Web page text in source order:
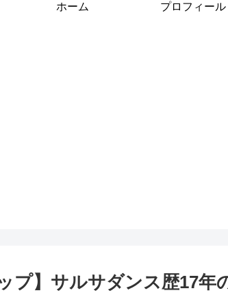
ホーム プロフィール
プ】サルサダンス歴17